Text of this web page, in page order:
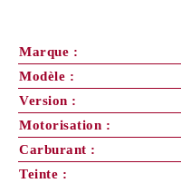
Marque :
Modèle :
Version :
Motorisation :
Carburant :
Teinte :